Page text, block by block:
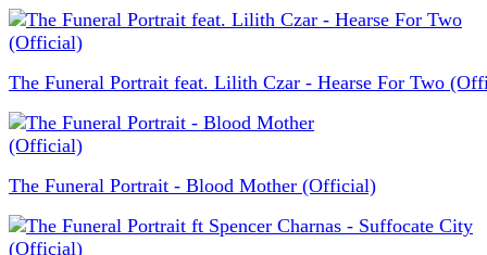
The Funeral Portrait feat. Lilith Czar - Hearse For Two
The Funeral Portrait - Blood Mother (Official)